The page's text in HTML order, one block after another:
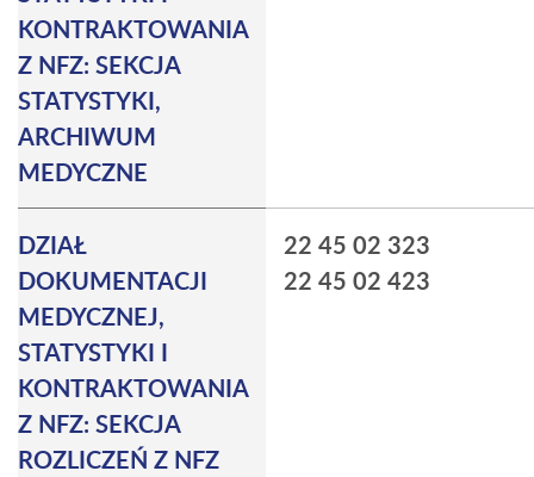
KONTRAKTOWANIA
Z NFZ: SEKCJA
STATYSTYKI,
ARCHIWUM
MEDYCZNE
DZIAŁ
DOKUMENTACJI
MEDYCZNEJ,
STATYSTYKI I
KONTRAKTOWANIA
Z NFZ: SEKCJA
ROZLICZEŃ Z NFZ
22 45 02 323
22 45 02 423